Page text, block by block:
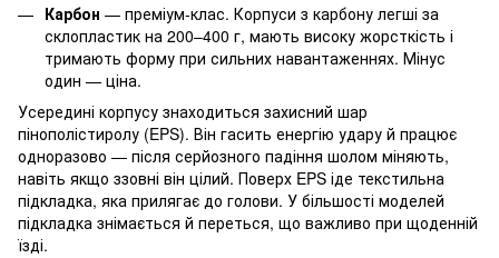
Карбон — преміум-клас. Корпуси з карбону легші за
склопластик на 200–400 г, мають високу жорсткість і
тримають форму при сильних навантаженнях. Мінус
один — ціна.
Усередині корпусу знаходиться захисний шар
пінополістиролу (EPS). Він гасить енергію удару й працює
одноразово — після серйозного падіння шолом міняють,
навіть якщо ззовні він цілий. Поверх EPS іде текстильна
підкладка, яка прилягає до голови. У більшості моделей
підкладка знімається й переться, що важливо при щоденній
їзді.